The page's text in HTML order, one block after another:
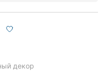
декор